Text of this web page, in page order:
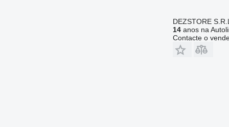
DEZSTORE S.R.L.
14anos na
Contacte o